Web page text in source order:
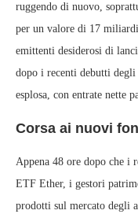
ruggendo di nuovo,
per un valore di 17
emittenti desiderosi di
dopo i recenti debutti
esplosa, con entrate nette
Corsa ai nuovi
Appena 48 ore dopo che i
ETF Ether, i gestori
prodotti sul mercato degli